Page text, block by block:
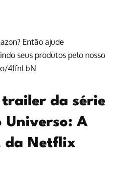
Então ajude
seus produtos pelo nosso
41fnLbN
da série
Universo: A
da Netflix